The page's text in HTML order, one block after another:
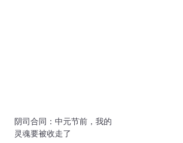
阴司合同：中元节前，我的
灵魂要被收走了